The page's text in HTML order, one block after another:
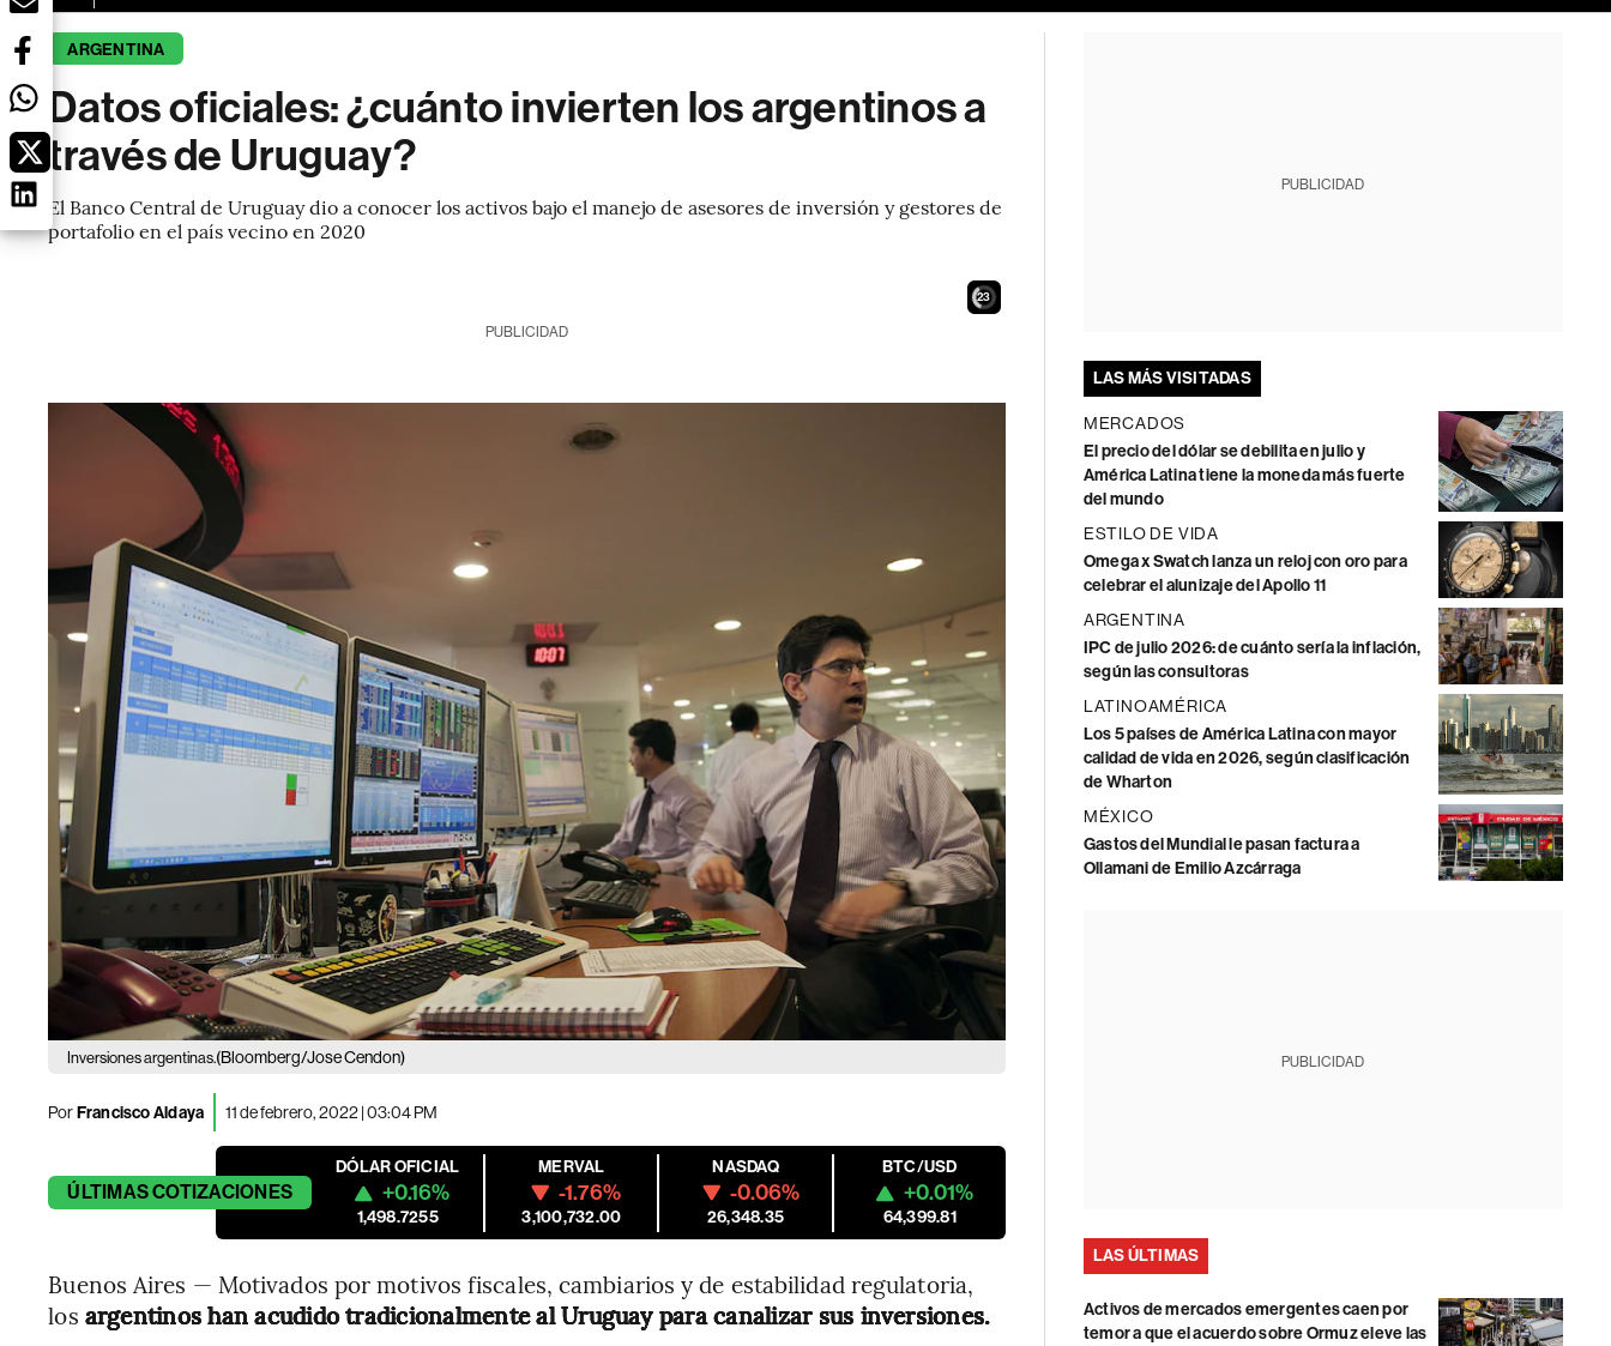
ARGENTINA
Datos oficiales: ¿cuánto invierten los argentinos a
través de Uruguay?
El Banco Central de Uruguay dio a conocer los activos bajo el manejo de asesores de inversión y gestores de
portafolio en el país vecino en 2020
21
PUBLICIDAD
Inversiones argentinas.(Bloomberg/Jose Cendon)
PorFrancisco Aldaya 11 de febrero, 2022 | 03:04 PM
ÚLTIMASCOTIZACIONES
DÓLAR OFICIAL
+0.16%
1,498.7255
MERVAL
-1.76%
3,100,732.00
NASDAQ
-0.06%
26,348.35
BTC/USD
+0.01%
64,399.81
Buenos Aires — Motivados por motivos fiscales, cambiarios y de estabilidad regulatoria,
los argentinos han acudido tradicionalmente al Uruguay para canalizar sus inversiones.
PUBLICIDAD
LAS MÁS VISITADAS
MERCADOS
El precio del dólar se debilita en julio y
América Latina tiene la moneda más fuerte
del mundo
ESTILO DE VIDA
Omega x Swatch lanza un reloj con oro para
celebrar el alunizaje del Apollo 11
ARGENTINA
IPC de julio 2026: de cuánto sería la inflación,
según las consultoras
LATINOAMÉRICA
Los 5 países de América Latina con mayor
calidad de vida en 2026, según clasificación
de Wharton
MÉXICO
Gastos del Mundial le pasan factura a
Ollamani de Emilio Azcárraga
PUBLICIDAD
LAS ÚLTIMAS
Activos de mercados emergentes caen por
temor a que el acuerdo sobre Ormuz eleve las